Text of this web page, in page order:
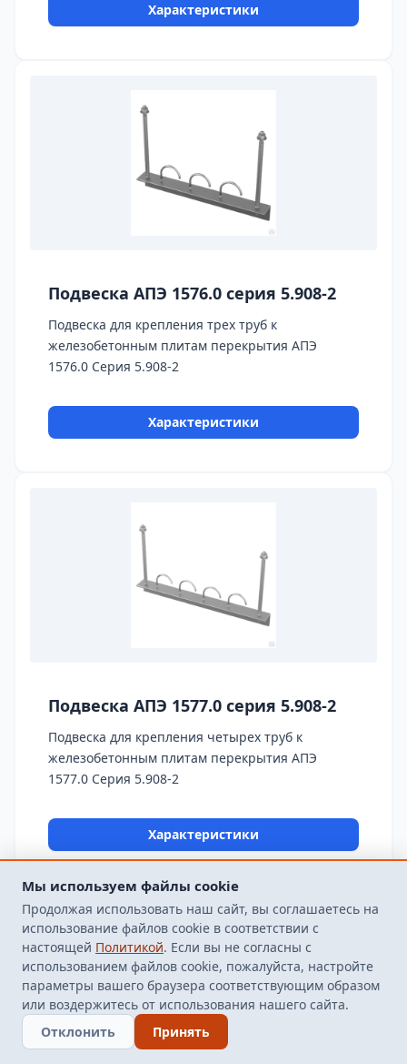
Характеристики
Подвеска АПЭ 1576.0 серия 5.908-2
Подвеска для крепления трех труб к
железобетонным плитам перекрытия АПЭ
1576.0 Серия 5.908-2
Характеристики
Подвеска АПЭ 1577.0 серия 5.908-2
Подвеска для крепления четырех труб к
железобетонным плитам перекрытия АПЭ
1577.0 Серия 5.908-2
Характеристики
Мы используем файлы cookie
Продолжая использовать наш сайт, вы соглашаетесь на
использование файлов cookie в соответствии с
настоящей Политикой. Если вы не согласны с
использованием файлов cookie, пожалуйста, настройте
параметры вашего браузера соответствующим образом
или воздержитесь от использования нашего сайта.
Отклонить
Принять